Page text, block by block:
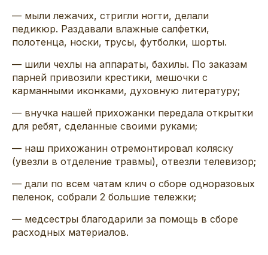
— мыли лежачих, стригли ногти, делали
педикюр. Раздавали влажные салфетки,
полотенца, носки, трусы, футболки, шорты.
— шили чехлы на аппараты, бахилы. По заказам
парней привозили крестики, мешочки с
карманными иконками, духовную литературу;
— внучка нашей прихожанки передала открытки
для ребят, сделанные своими руками;
— наш прихожанин отремонтировал коляску
(увезли в отделение травмы), отвезли телевизор;
— дали по всем чатам клич о сборе одноразовых
пеленок, собрали 2 большие тележки;
— медсестры благодарили за помощь в сборе
расходных материалов.